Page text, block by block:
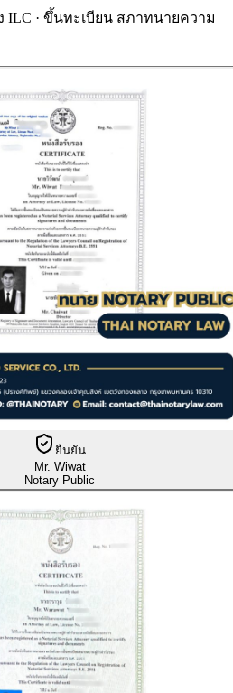
ILC · ขึ้นทะเบียน สภาทนายความ
ยืนยัน
Mr. Wiwat
Notary Public